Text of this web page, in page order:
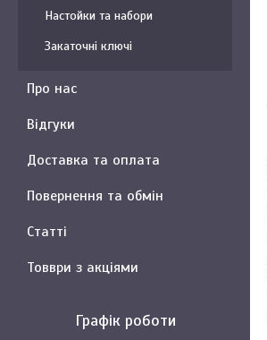
Настойки та набори
Закаточні ключі
Про нас
Відгуки
Доставка та оплата
Повернення та обмін
Статті
Товври з акціями
Графік роботи